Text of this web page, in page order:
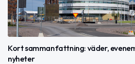
Kort sammanfattning: väder,
nyheter